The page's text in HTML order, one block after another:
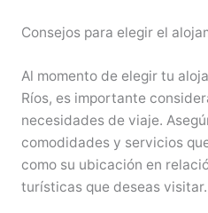
Consejos para elegir el
Al momento de elegir tu
Ríos, es importante
necesidades de viaje.
comodidades y servicios
como su ubicación en
turísticas que deseas visitar.